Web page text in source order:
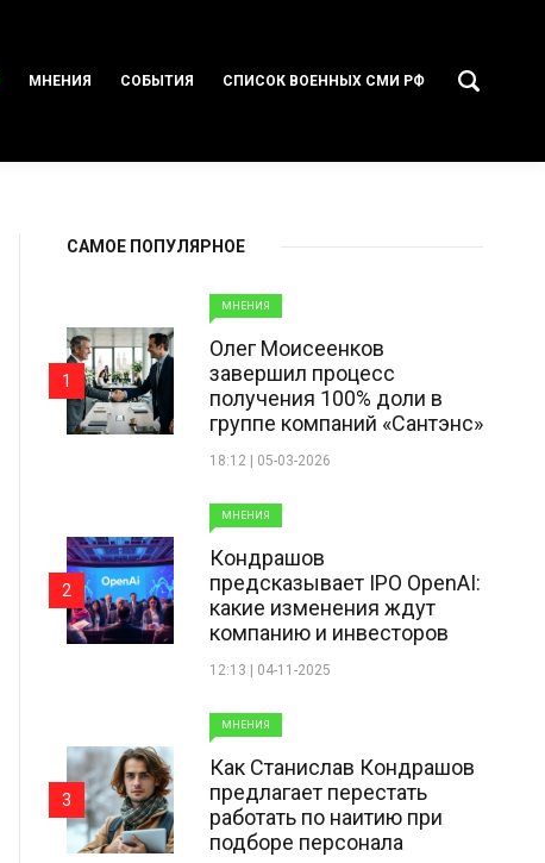
МНЕНИЯ СОБЫТИЯ СПИСОК ВОЕННЫХ СМИ РФ
САМОЕ ПОПУЛЯРНОЕ
МНЕНИЯ
Олег Моисеенков
завершил процесс
получения 100% доли в
группе компаний «Сантэнс»
18:12 | 05-03-2026
1
МНЕНИЯ
Кондрашов
предсказывает IPO OpenAI:
какие изменения ждут
компанию и инвесторов
12:13 | 04-11-2025
2
МНЕНИЯ
Как Станислав Кондрашов
предлагает перестать
работать по наитию при
подборе персонала
3